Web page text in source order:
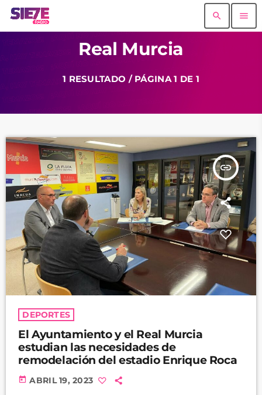
search menu
Real Murcia
1 RESULTADO / PÁGINA 1 DE 1
insert_link
DEPORTES
El Ayuntamiento y el Real Murcia
estudian las necesidades de
remodelación del estadio Enrique Roca
today ABRIL 19, 2023